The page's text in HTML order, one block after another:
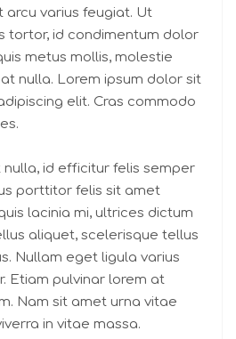
varius feugiat. Ut
tortor, id condimentum dolor
metus mollis, molestie
nulla. Lorem ipsum dolor sit
elit. Cras commodo
id efficitur felis semper
porttitor felis sit amet
lacinia mi, ultrices dictum
aliquet, scelerisque tellus
Nullam eget ligula varius
Etiam pulvinar lorem at
Nam sit amet urna vitae
in vitae massa.